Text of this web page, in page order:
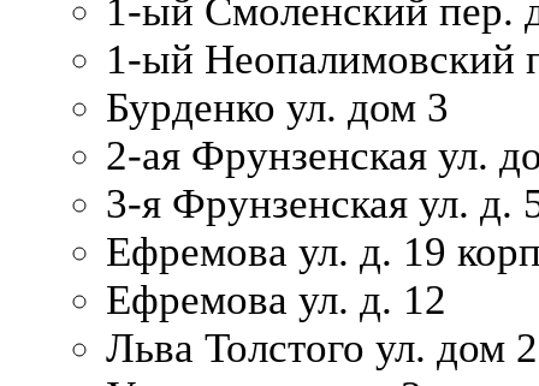
1-ый Смоленский пер.
1-ый Неопалимовский
Бурденко ул. дом 3
2-ая Фрунзенская ул.
3-я Фрунзенская ул. д.
Ефремова ул. д. 19
Ефремова ул. д. 12
Льва Толстого ул. дом